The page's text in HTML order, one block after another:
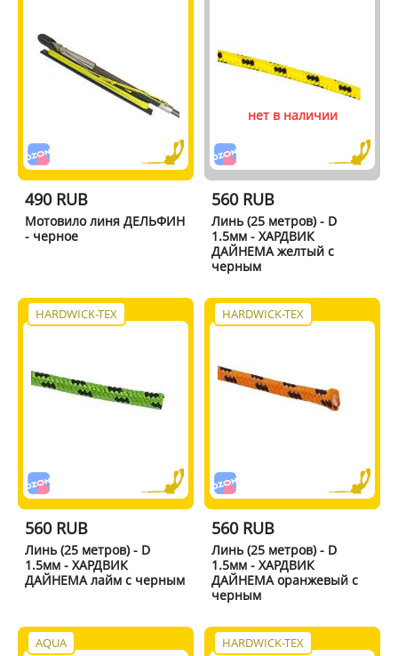
490 RUB
Мотовило линя ДЕЛЬФИН
- черное
нет в наличии
560 RUB
Линь (25 метров) - D
1.5мм - ХАРДВИК
ДАЙНЕМА желтый с
черным
HARDWICK-TEX
560 RUB
Линь (25 метров) - D
1.5мм - ХАРДВИК
ДАЙНЕМА лайм с черным
HARDWICK-TEX
560 RUB
Линь (25 метров) - D
1.5мм - ХАРДВИК
ДАЙНЕМА оранжевый с
черным
AQUA HARDWICK-TEX